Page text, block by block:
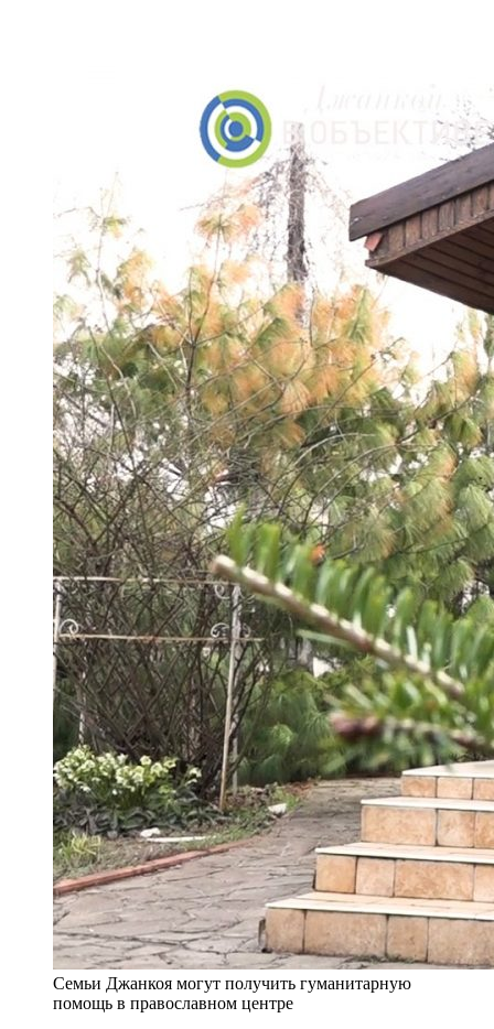
Семьи Джанкоя могут получить гуманитарную
помощь в православном центре